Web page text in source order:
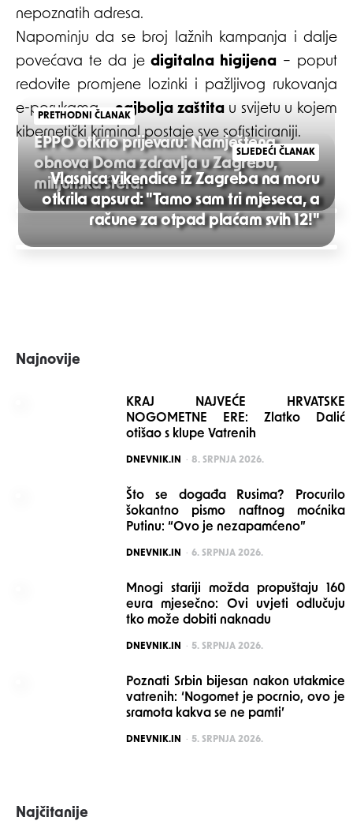
nepoznatih adresa.
Napominju da se broj lažnih kampanja i dalje
povećava te da jedigitalna higijena – poput
redovite promjene lozinki i pažljivog rukovanja
e-porukama –najbolja zaštitau svijetu u kojem
kibernetički kriminal postaje sve sofisticiraniji.
Post
navigation
PRETHODNI ČLANAK
EPPO otkrio prijevaru: Namještena
obnova Doma zdravlja u Zagrebu,
milijunska šteta!
SLJEDEĆI ČLANAK
Vlasnica vikendice iz Zagreba na moru
otkrila apsurd: "Tamo sam tri mjeseca, a
račune za otpad plaćam svih 12!"
Najnovije
KRAJ NAJVEĆE HRVATSKE
NOGOMETNE ERE: Zlatko Dalić
otišao s klupe Vatrenih
POSTED
DNEVNIK.IN 8. SRPNJA 2026.
Što se događa Rusima? Procurilo
šokantno pismo naftnog moćnika
Putinu: “Ovo je nezapamćeno”
POSTED
DNEVNIK.IN 6. SRPNJA 2026.
Mnogi stariji možda propuštaju 160
eura mjesečno: Ovi uvjeti odlučuju
tko može dobiti naknadu
POSTED
DNEVNIK.IN 5. SRPNJA 2026.
Poznati Srbin bijesan nakon utakmice
vatrenih: ‘Nogomet je pocrnio, ovo je
sramota kakva se ne pamti’
POSTED
DNEVNIK.IN 5. SRPNJA 2026.
Najčitanije